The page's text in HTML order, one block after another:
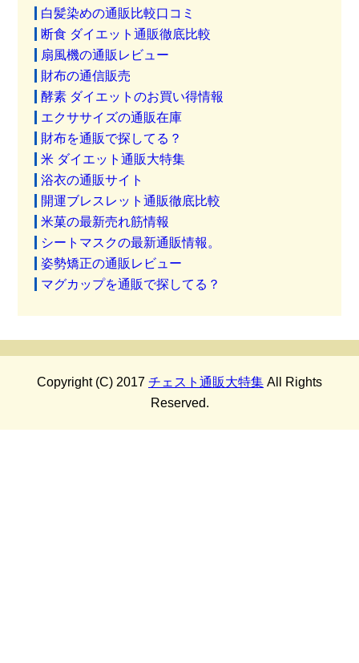
白髪染めの通販比較口コミ
断食 ダイエット通販徹底比較
扇風機の通販レビュー
財布の通信販売
酵素 ダイエットのお買い得情報
エクササイズの通販在庫
財布を通販で探してる？
米 ダイエット通販大特集
浴衣の通販サイト
開運ブレスレット通販徹底比較
米菓の最新売れ筋情報
シートマスクの最新通販情報。
姿勢矯正の通販レビュー
マグカップを通販で探してる？
Copyright (C) 2017 チェスト通販大特集 All Rights
Reserved.